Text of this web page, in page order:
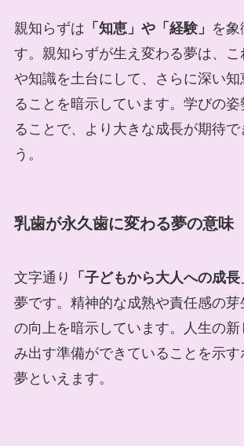
親知らずは 「知恵」や「経験」 を象
す。親知らずが生え変わる夢は、こ
や知識を土台にして、さらに深い知
ることを暗示しています。学びの
ることで、より大きな成長が期待で
う。
乳歯が永久歯に変わる夢の意味
文字通り 「子どもから大人への成長
夢です。精神的な成熟や責任感の
の向上を暗示しています。人生の新
み出す準備ができていることを示す
夢といえます。